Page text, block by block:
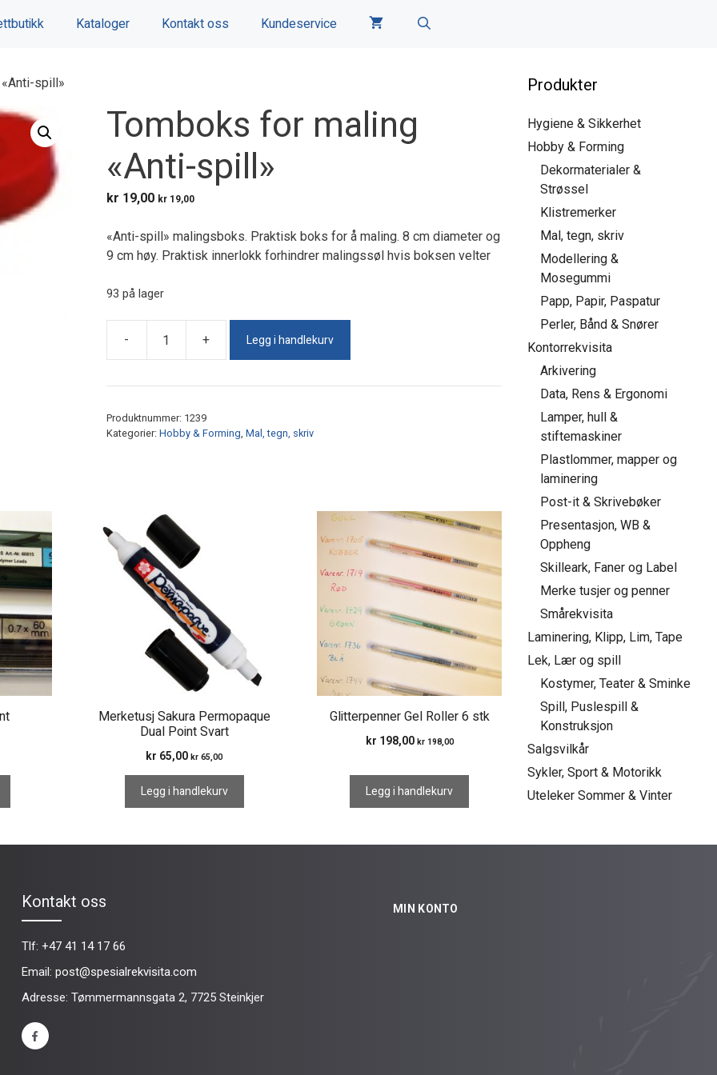
Kataloger Kontakt oss Kundeservice
spill»
Tomboks for maling
«Anti-spill»
kr 19,00 kr19,00
«Anti-spill» malingsboks. Praktisk boks for å maling. 8 cm diameter og
9 cm høy. Praktisk innerlokk forhindrer malingssøl hvis boksen velter
93 på lager
-
maling
spill"
antall
+ Legg i handlekurv
Produktnummer: 1239
Kategorier: Hobby & Forming, Mal, tegn, skriv
Merketusj Sakura Permopaque
Dual Point Svart
kr 65,00 kr 65,00
Legg i handlekurv
Glitterpenner Gel Roller 6 stk
kr 198,00 kr198,00
Legg i handlekurv
Produkter
Hygiene & Sikkerhet
Hobby & Forming
Dekormaterialer &
Strøssel
Klistremerker
Mal, tegn, skriv
Modellering &
Mosegummi
Papp, Papir, Paspatur
Perler, Bånd & Snører
Kontorrekvisita
Arkivering
Data, Rens & Ergonomi
Lamper, hull &
stiftemaskiner
Plastlommer, mapper og
laminering
Post-it & Skrivebøker
Presentasjon, WB &
Oppheng
Skilleark, Faner og Label
Merke tusjer og penner
Smårekvisita
Laminering, Klipp, Lim, Tape
Lek, Lær og spill
Kostymer, Teater & Sminke
Spill, Puslespill &
Konstruksjon
Salgsvilkår
Sykler, Sport & Motorikk
Uteleker Sommer & Vinter
Kontakt oss
Tlf: +47 41 14 17 66
Email: post@spesialrekvisita.com
Adresse: Tømmermannsgata 2, 7725 Steinkjer
MIN KONTO